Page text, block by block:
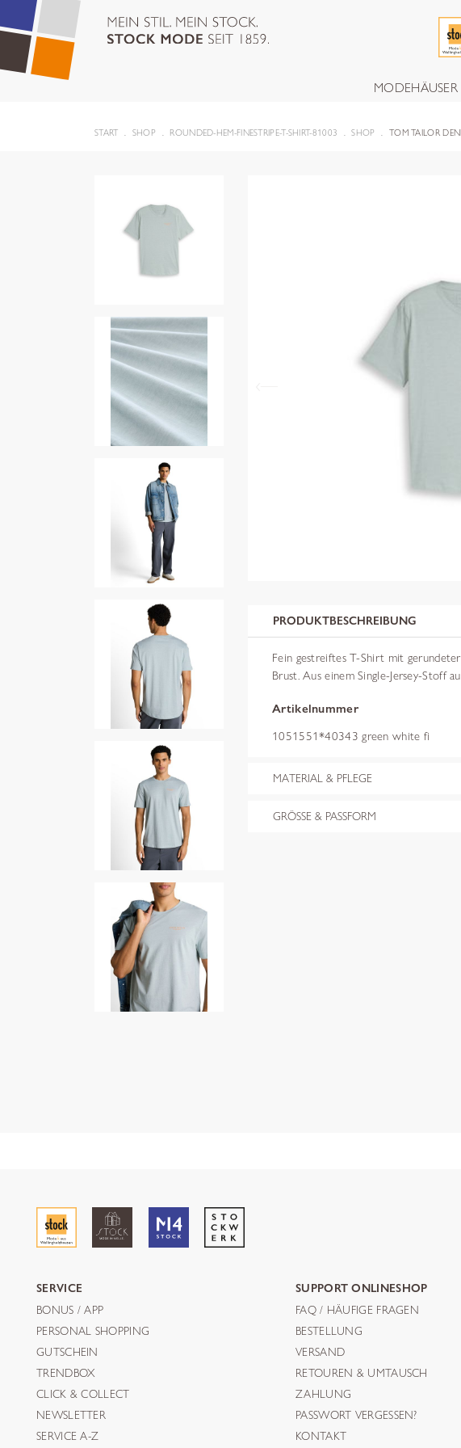
MODEHÄUSER
START SHOP ROUNDED-HEM-FINESTRIPE-T-SHIRT-81003 SHOP TOM TAILOR
PRODUKTBESCHREIBUNG
Fein gestreiftes T-Shirt mit
Brust. Aus einem Single-Jersey-Stoff
Artikelnummer
1051551*40343 green white fi
MATERIAL & PFLEGE
GRÖSSE & PASSFORM
SERVICE
BONUS / APP
PERSONAL SHOPPING
GUTSCHEIN
TRENDBOX
CLICK & COLLECT
NEWSLETTER
SERVICE A-Z
SUPPORT ONLINESHOP
FAQ / HÄUFIGE FRAGEN
BESTELLUNG
VERSAND
RETOUREN & UMTAUSCH
ZAHLUNG
PASSWORT VERGESSEN?
KONTAKT